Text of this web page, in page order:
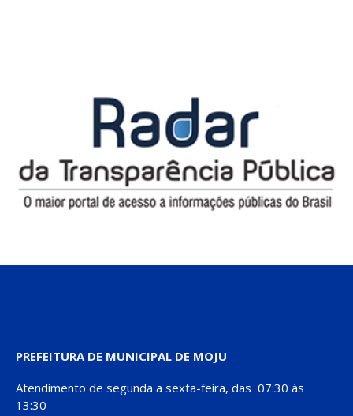
PREFEITURA DE MUNICIPAL DE MOJU
Atendimento de segunda a sexta-feira, das 07:30 às
13:30